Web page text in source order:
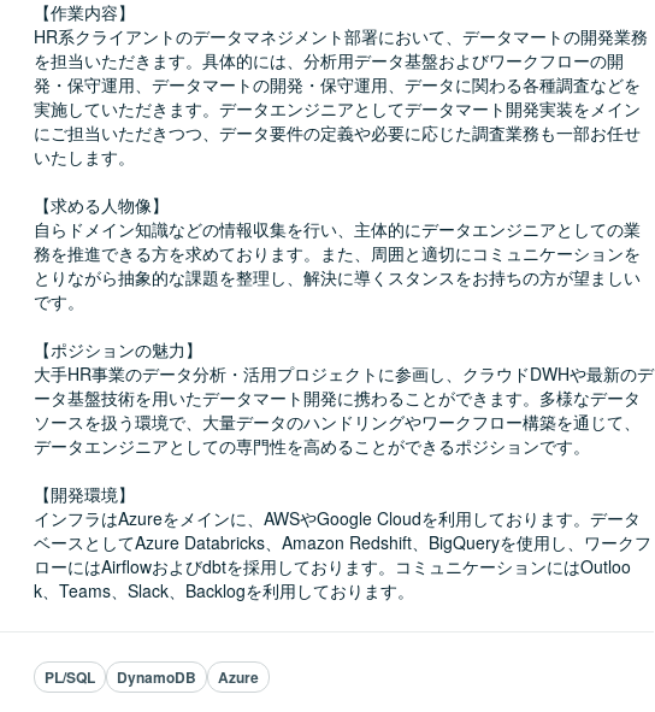
【作業内容】
HR系クライアントのデータマネジメント部署において、データマートの開発業務
を担当いただきます。具体的には、分析用データ基盤およびワークフローの開
発・保守運用、データマートの開発・保守運用、データに関わる各種調査などを
実施していただきます。データエンジニアとしてデータマート開発実装をメイン
にご担当いただきつつ、データ要件の定義や必要に応じた調査業務も一部お任せ
いたします。
【求める人物像】
自らドメイン知識などの情報収集を行い、主体的にデータエンジニアとしての業
務を推進できる方を求めております。また、周囲と適切にコミュニケーションを
とりながら抽象的な課題を整理し、解決に導くスタンスをお持ちの方が望ましい
です。
【ポジションの魅力】
大手HR事業のデータ分析・活用プロジェクトに参画し、クラウドDWHや最新のデ
ータ基盤技術を用いたデータマート開発に携わることができます。多様なデータ
ソースを扱う環境で、大量データのハンドリングやワークフロー構築を通じて、
データエンジニアとしての専門性を高めることができるポジションです。
【開発環境】
インフラはAzureをメインに、AWSやGoogle Cloudを利用しております。データ
ベースとしてAzure Databricks、Amazon Redshift、BigQueryを使用し、ワークフ
ローにはAirflowおよびdbtを採用しております。コミュニケーションにはOutloo
k、Teams、Slack、Backlogを利用しております。
PL/SQL DynamoDB Azure